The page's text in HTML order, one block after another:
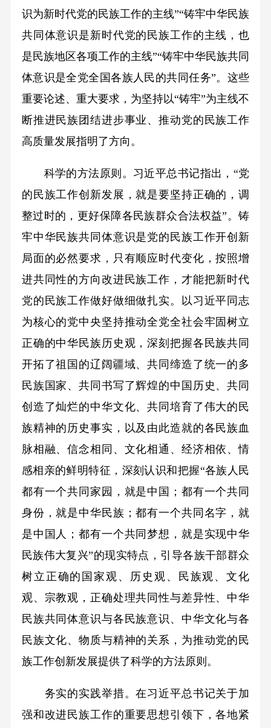
识为新时代党的民族工作的主线”“铸牢中华民族
共同体意识是新时代党的民族工作的主线，也
是民族地区各项工作的主线”“铸牢中华民族共同
体意识是全党全国各族人民的共同任务”。这些
重要论述、重大要求，为坚持以“铸牢”为主线不
断推进民族团结进步事业、推动党的民族工作
高质量发展指明了方向。
科学的方法原则。习近平总书记指出，“党
的民族工作创新发展，就是要坚持正确的，调
整过时的，更好保障各民族群众合法权益”。铸
牢中华民族共同体意识是党的民族工作开创新
局面的必然要求，只有顺应时代变化，按照增
进共同性的方向改进民族工作，才能把新时代
党的民族工作做好做细做扎实。以习近平同志
为核心的党中央坚持推动全党全社会牢固树立
正确的中华民族历史观，深刻把握各民族共同
开拓了祖国的辽阔疆域、共同缔造了统一的多
民族国家、共同书写了辉煌的中国历史、共同
创造了灿烂的中华文化、共同培育了伟大的民
族精神的历史事实，以及由此造就的各民族血
脉相融、信念相同、文化相通、经济相依、情
感相亲的鲜明特征，深刻认识和把握“各族人民
都有一个共同家园，就是中国；都有一个共同
身份，就是中华民族；都有一个共同名字，就
是中国人；都有一个共同梦想，就是实现中华
民族伟大复兴”的现实特点，引导各族干部群众
树立正确的国家观、历史观、民族观、文化
观、宗教观，正确处理共同性与差异性、中华
民族共同体意识与各民族意识、中华文化与各
民族文化、物质与精神的关系，为推动党的民
族工作创新发展提供了科学的方法原则。
务实的实践举措。在习近平总书记关于加
强和改进民族工作的重要思想引领下，各地紧